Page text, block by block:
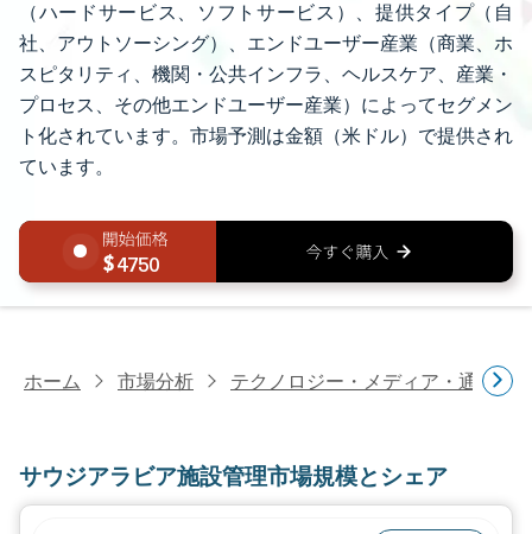
（ハードサービス、ソフトサービス）、提供タイプ（自
社、アウトソーシング）、エンドユーザー産業（商業、ホ
スピタリティ、機関・公共インフラ、ヘルスケア、産業・
プロセス、その他エンドユーザー産業）によってセグメン
ト化されています。市場予測は金額（米ドル）で提供され
ています。
4750
ホーム 市場分析 テクノロジー・メディア・通信研
サウジアラビア施設管理市場規模とシェア